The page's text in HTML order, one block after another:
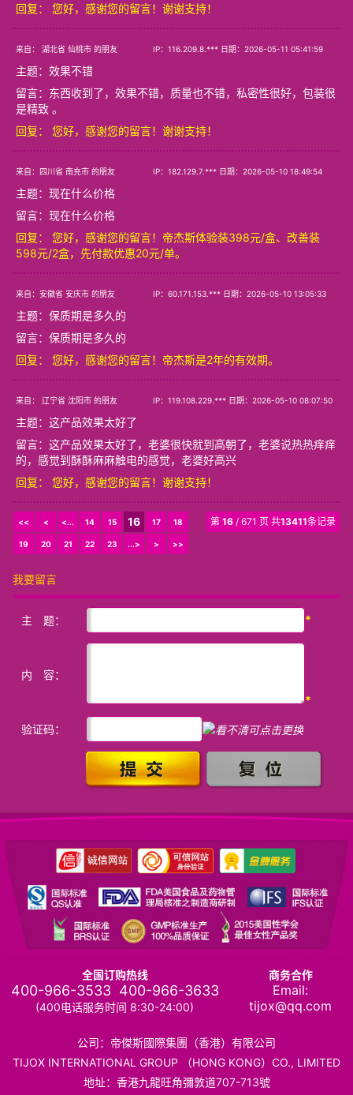
回复： 您好，感谢您的留言！谢谢支持！
来自： 湖北省 仙桃市 的朋友 IP：116.209.8.*** 日期：2026-05-11 05:41:59
主题： 效果不错
留言：东西收到了，效果不错，质量也不错，私密性很好，包装很
是精致 。
回复： 您好，感谢您的留言！谢谢支持！
来自：四川省 南充市 的朋友 IP：182.129.7.*** 日期：2026-05-10 18:49:54
主题： 现在什么价格
留言：现在什么价格
回复： 您好，感谢您的留言！帝杰斯体验装398元/盒、改善装
598元/2盒，先付款优惠20元/单。
来自：安徽省 安庆市 的朋友 IP：60.171.153.*** 日期：2026-05-10 13:05:33
主题： 保质期是多久的
留言：保质期是多久的
回复： 您好，感谢您的留言！帝杰斯是2年的有效期。
来自： 辽宁省 沈阳市 的朋友 IP：119.108.229.*** 日期：2026-05-10 08:07:50
主题： 这产品效果太好了
留言：这产品效果太好了，老婆很快就到高朝了，老婆说热热痒痒
的，感觉到酥酥麻麻触电的感觉，老婆好高兴
回复： 您好，感谢您的留言！谢谢支持！
<< < <... 第 16 / 671 页 共13411条记录
14 15 16 17 18
19 20 21 22 23 ...> > >>
我要留言
主 题： *
内 容：
*
验证码：
全国订购热线
400-966-3533 400-966-3633
(400电话服务时间 8:30-24:00)
商务合作
Email:
tijox@qq.com
公司：帝傑斯國際集團（香港）有限公司
TIJOX INTERNATIONAL GROUP （HONG KONG）CO., LIMITED
地址：香港九龍旺角彌敦道707-713號